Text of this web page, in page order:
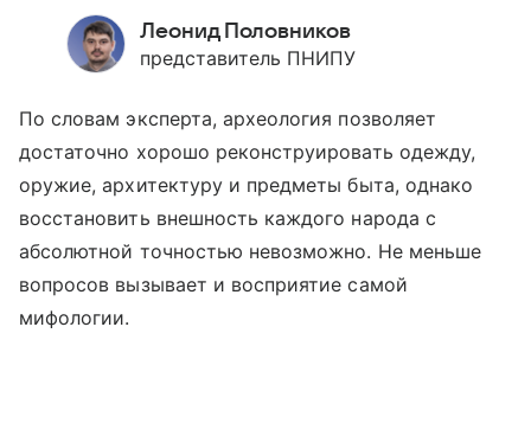
Леонид Половников
представитель ПНИПУ
По словам эксперта, археология позволяет
достаточно хорошо реконструировать одежду,
оружие, архитектуру и предметы быта, однако
восстановить внешность каждого народа с
абсолютной точностью невозможно. Не меньше
вопросов вызывает и восприятие самой
мифологии.